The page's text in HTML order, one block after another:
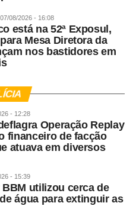
integra conhecimentos de
para estimular, de
o desenvolvimento motor,
de cada criança,
de cada fase da
para fortalecer a
humano e no futuro da
07/08/2026 - 16:08
está na 52ª Exposul,
Mesa Diretora da
nos bastidores em
- 12:28
Operação Replay
financeiro de facção
atuava em diversos
- 15:39
BBM utilizou cerca de
água para extinguir as